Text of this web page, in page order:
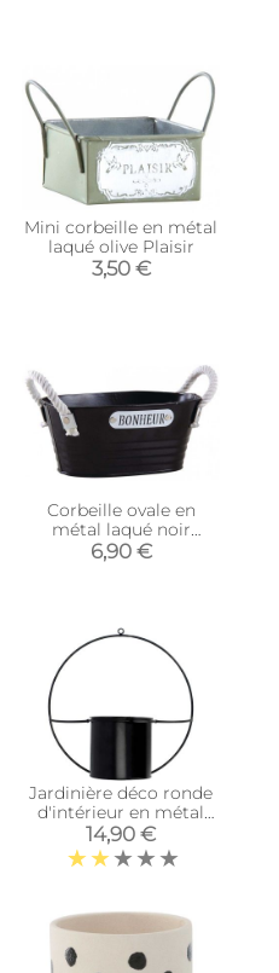
Mini corbeille en métal
laqué olive Plaisir
3,50 €
Corbeille ovale en
métal laqué noir
Bonheur
6,90 €
Jardinière déco ronde
d'intérieur en métal
noir (Fixation murale)
14,90 €